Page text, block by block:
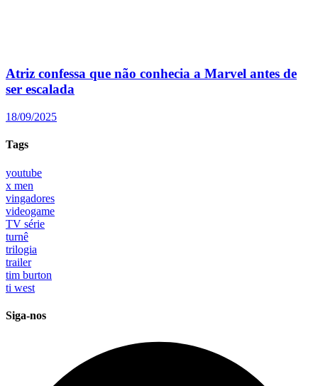
Atriz confessa que não conhecia a Marvel antes de
ser escalada
18/09/2025
Tags
youtube
x men
vingadores
videogame
TV série
turnê
trilogia
trailer
tim burton
ti west
Siga-nos